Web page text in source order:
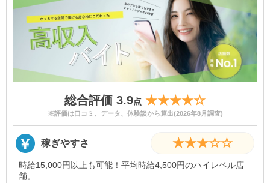
総合評価 3.9点 ★★★★☆
※評価は口コミ、データ、体験談から算出(2026年8月調査)
稼ぎやすさ ★★★☆☆
時給15,000円以上も可能！平均時給4,500円のハイレベル店
舗。